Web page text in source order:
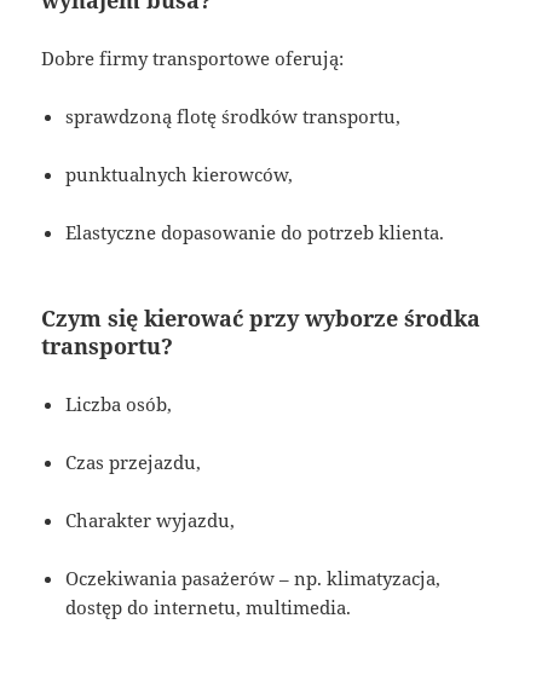
Dobre firmy transportowe oferują:
sprawdzoną flotę środków transportu,
punktualnych kierowców,
Elastyczne dopasowanie do potrzeb klienta.
Czym się kierować przy wyborze środka
transportu?
Liczba osób,
Czas przejazdu,
Charakter wyjazdu,
Oczekiwania pasażerów – np. klimatyzacja,
dostęp do internetu, multimedia.